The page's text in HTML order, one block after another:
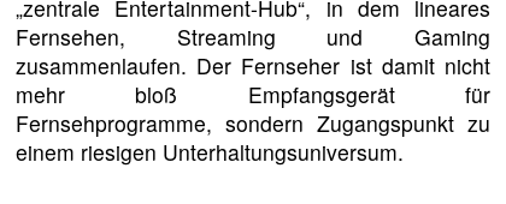
„zentrale Entertainment-Hub“, in dem lineares
Fernsehen, Streaming und Gaming
zusammenlaufen. Der Fernseher ist damit nicht
mehr bloß Empfangsgerät für
Fernsehprogramme, sondern Zugangspunkt zu
einem riesigen Unterhaltungsuniversum.